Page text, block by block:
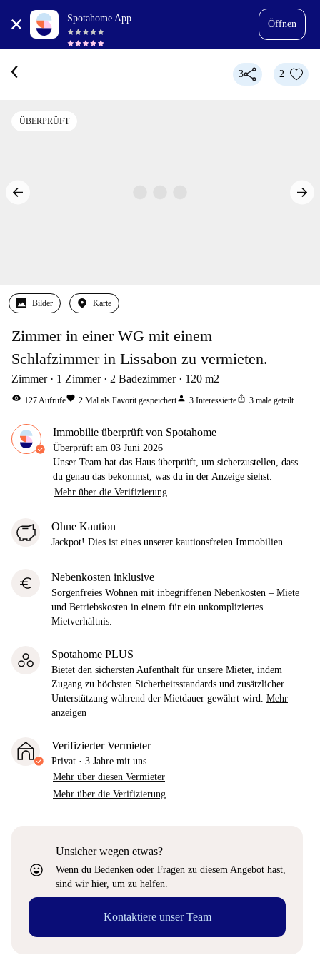
Spotahome App
Öffnen
3 2
ÜBERPRÜFT
Bilder Karte
Zimmer in einer WG mit einem
Schlafzimmer in Lissabon zu vermieten.
Zimmer 1 Zimmer 2 Badezimmer 120 m2
visibility 127Aufrufefavorite 2 Mal als Favorit gespeichertperson 3 Interessierteios_share 3 male geteilt
Immobilie überprüft von Spotahome
Überprüft am 03 Juni 2026
Unser Team hat das Haus überprüft, um sicherzustellen, dass
du genau das bekommst, was du in der Anzeige siehst.
Mehr über die Verifizierung
Ohne Kaution
Jackpot! Dies ist eines unserer kautionsfreien Immobilien.
euro Nebenkosten inklusive
Sorgenfreies Wohnen mit inbegriffenen Nebenkosten – Miete
und Betriebskosten in einem für ein unkompliziertes
Mietverhältnis.
Spotahome PLUS
Bietet den sichersten Aufenthalt für unsere Mieter, indem
Zugang zu höchsten Sicherheitsstandards und zusätzlicher
Unterstützung während der Mietdauer gewährt wird. Mehr
anzeigen
Verifizierter Vermieter
Privat · 3 Jahre mit uns
Mehr über diesen Vermieter
Mehr über die Verifizierung
sentiment_very_satisfied
Unsicher wegen etwas?
Wenn du Bedenken oder Fragen zu diesem Angebot hast,
sind wir hier, um zu helfen.
Kontaktiere unser Team